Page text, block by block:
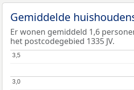
Gemiddelde
Er wonen gemiddeld 1,6
het postcodegebied 1335 JV.
3,0
3,0
3,5
3,5